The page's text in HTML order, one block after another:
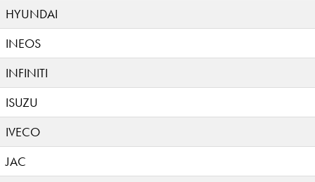
HYUNDAI
INEOS
INFINITI
ISUZU
IVECO
JAC